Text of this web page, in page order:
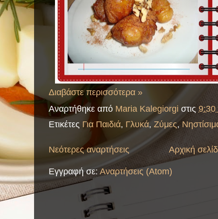
Διαβάστε περισσότερα »
Αναρτήθηκε από Maria Kalegiorgi στις 9:30
Ετικέτες Για Παιδιά, Γλυκά, Ζύμες,
Νεότερες αναρτήσεις Αρχική
Εγγραφή σε:Αναρτήσεις (Atom)